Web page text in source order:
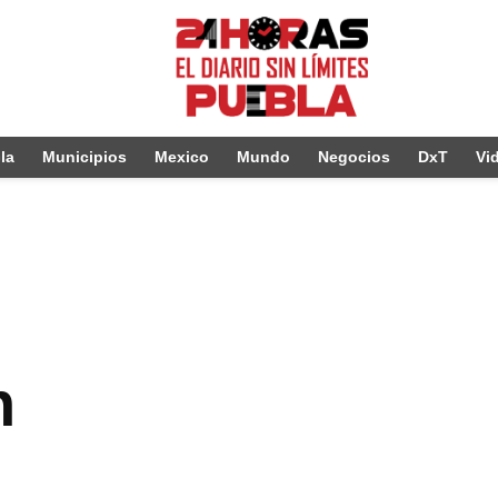
Municipios Mexico Mundo Negocios DxT